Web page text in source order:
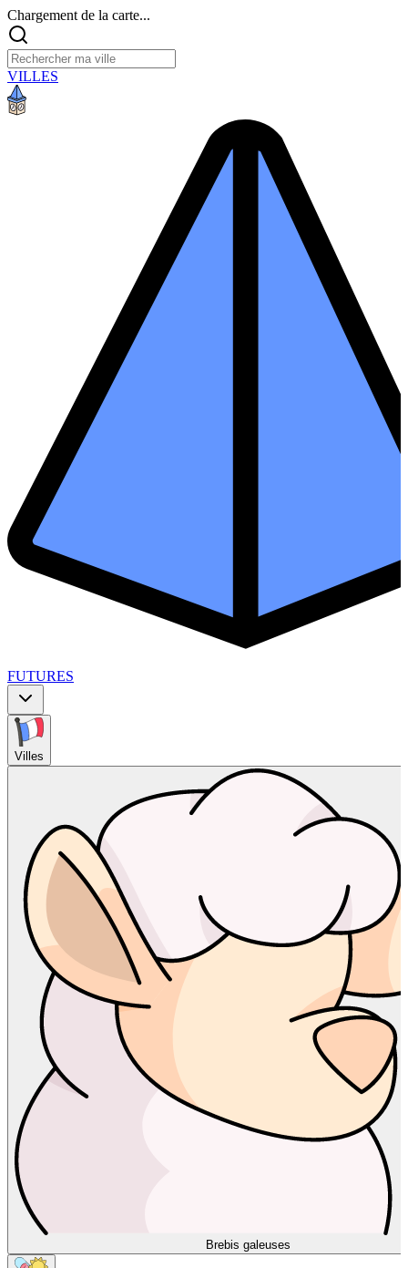
Chargement de la carte...
VILLES
FUTURES
Villes
Brebis galeuses